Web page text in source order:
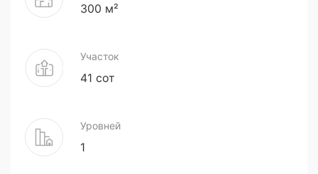
300 м²
Участок
41 сот
Уровней
1